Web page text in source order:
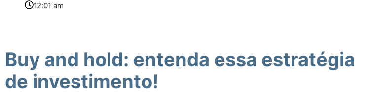
12:01 am
Buy and hold: entenda essa estratégia
de investimento!